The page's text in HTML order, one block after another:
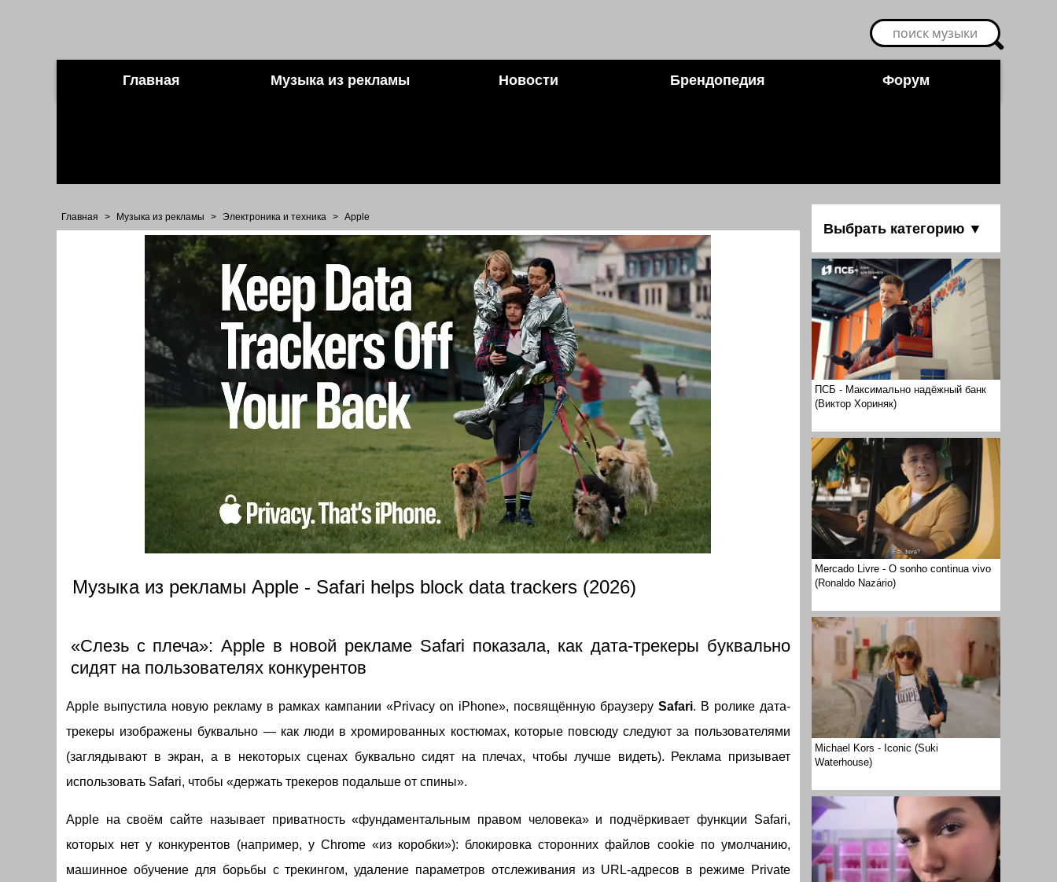
Главная Музыка из рекламы Новости Брендопедия Форум
Выбрать категорию ▼
ПСБ - Максимально надёжный банк
(Виктор Хориняк)
Mercado Livre - O sonho continua vivo
(Ronaldo Nazário)
Michael Kors - Iconic (Suki
Waterhouse)
Главная > Музыка из рекламы > Электроника и техника > Apple
Музыка из рекламы Apple - Safari helps block data trackers (2026)
«Слезь с плеча»: Apple в новой рекламе Safari показала, как дата-трекеры буквально
сидят на пользователях конкурентов
Apple выпустила новую рекламу в рамках кампании «Privacy on iPhone», посвящённую браузеру Safari. В ролике дата-
трекеры изображены буквально — как люди в хромированных костюмах, которые повсюду следуют за пользователями
(заглядывают в экран, а в некоторых сценах буквально сидят на плечах, чтобы лучше видеть). Реклама призывает
использовать Safari, чтобы «держать трекеров подальше от спины».
Apple на своём сайте называет приватность «фундаментальным правом человека» и подчёркивает функции Safari,
которых нет у конкурентов (например, у Chrome «из коробки»): блокировка сторонних файлов cookie по умолчанию,
машинное обучение для борьбы с трекингом, удаление параметров отслеживания из URL-адресов в режиме Private